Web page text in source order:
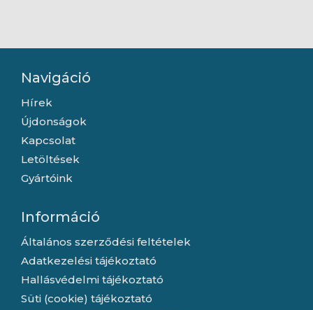
Navigáció
Hírek
Újdonságok
Kapcsolat
Letöltések
Gyártóink
Információ
Általános szerződési feltételek
Adatkezelési tájékoztató
Hallásvédelmi tájékoztató
Süti (cookie) tájékoztató